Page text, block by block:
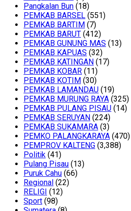
Pangkalan Bun (18)
PEMKAB BARSEL (551)
PEMKAB BARTIM (7)
PEMKAB BARUT (412)
PEMKAB GUNUNG MAS (13)
PEMKAB KAPUAS (32)
PEMKAB KATINGAN (17)
PEMKAB KOBAR (11)
PEMKAB KOTIM (30)
PEMKAB LAMANDAU (19)
PEMKAB MURUNG RAYA (325)
PEMKAB PULANG PISAU (14)
PEMKAB SERUYAN (224)
PEMKAB SUKAMARA (3)
PEMKO PALANGKARAYA (470)
PEMPROV KALTENG (3,388)
Politik (41)
Pulang Pisau (13)
Puruk Cahu (66)
Regional (22)
RELIGI (12)
Sport (98)